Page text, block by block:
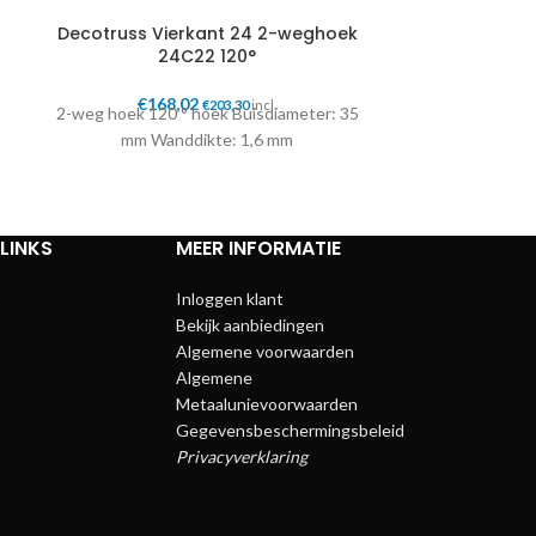
Decotruss Vierkant 24 2-weghoek
24C22 120°
€168,02 €203,30incl.
2-weg hoek 120 ° hoek Buisdiameter: 35
mm Wanddikte: 1,6 mm
MEER INFORMATIE
Inloggen klant
Bekijk aanbiedingen
Algemene voorwaarden
Algemene
Metaalunievoorwaarden
Gegevensbeschermingsbeleid
Privacyverklaring